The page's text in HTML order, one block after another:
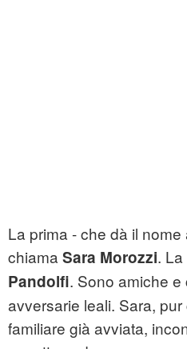
La prima - che dà il
chiama Sara Morozzi.
Pandolfi. Sono amiche
avversarie leali. Sara,
familiare già avviata,